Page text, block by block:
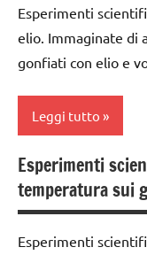
TUTTI GLI
ARTICOLI
ESPERIMENTI
E ATTIVITA'
SCIENZE
fisica e
chimica
ARGOMENTI
2a
3a
4a
classe
dai
Esperimenti
elio. Immaginate di
gonfiati con elio e
Leggi tutto
classe
1a
2a
Esperimenti
temperatura sui
Esperimenti